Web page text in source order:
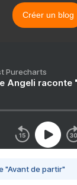
Créer un blog
Purecharts
Angeli
"Avant de partir"